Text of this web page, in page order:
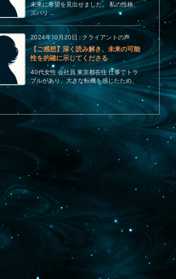
未来に希望を見出せました。 私の性格、
ズバリ ...
2024年10月20日 : クライアントの声
【ご感想】深く読み解き、未来の可能
性を的確に示してくださる
40代女性 会社員 東京都在住 仕事でトラ
ブルがあり、大きな転機を感じたため、